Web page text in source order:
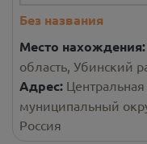
Без названия
Место нахождения:
область, Убинский
Адрес:
муниципальный
Россия